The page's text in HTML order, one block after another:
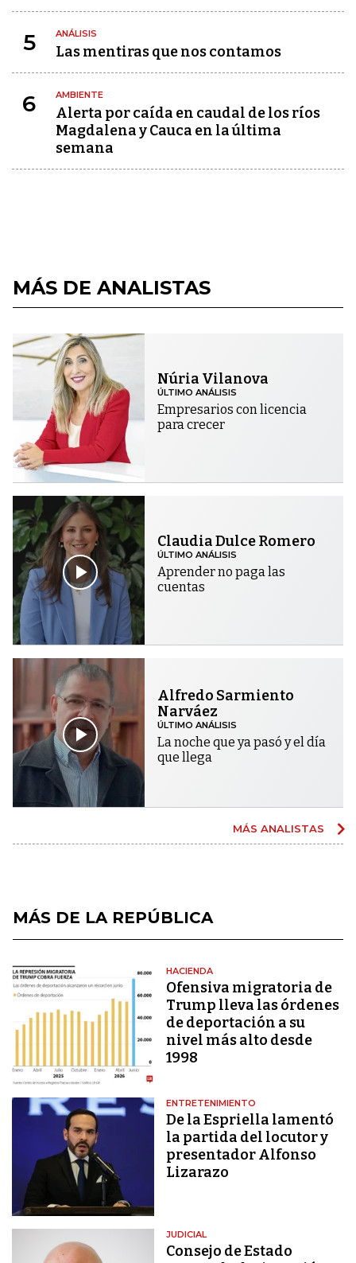
5 ANÁLISIS
Las mentiras que nos contamos
6 AMBIENTE
Alerta por caída en caudal de los ríos
Magdalena y Cauca en la última
semana
MÁS DE ANALISTAS
Núria Vilanova
ÚLTIMO ANÁLISIS
Empresarios con licencia
para crecer
Claudia Dulce Romero
ÚLTIMO ANÁLISIS
Aprender no paga las
cuentas
Alfredo Sarmiento
Narváez
ÚLTIMO ANÁLISIS
La noche que ya pasó y el día
que llega
MÁS ANALISTAS
MÁS DE LA REPÚBLICA
HACIENDA
Ofensiva migratoria de
Trump lleva las órdenes
de deportación a su
nivel más alto desde
1998
ENTRETENIMIENTO
De la Espriella lamentó
la partida del locutor y
presentador Alfonso
Lizarazo
JUDICIAL
Consejo de Estado